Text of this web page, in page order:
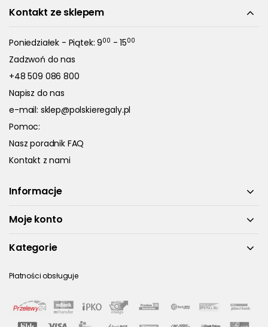
Kontakt ze sklepem
Poniedziałek - Piątek: 900 - 1500
Zadzwoń do nas
+48 509 086 800
Napisz do nas
e-mail: sklep@polskieregaly.pl
Pomoc:
Nasz poradnik FAQ
Kontakt z nami
Informacje
Moje konto
Kategorie
Płatności obsługuje